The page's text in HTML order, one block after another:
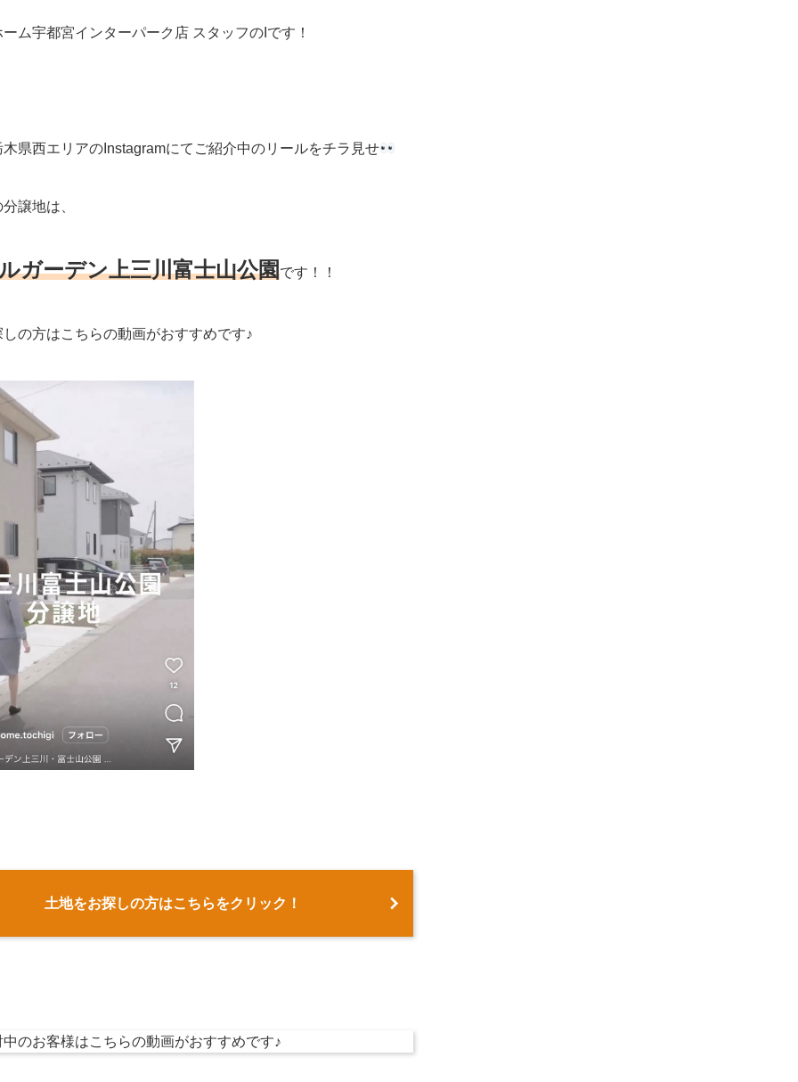
ム宇都宮インターパーク店 スタッフのIです！
県西エリアのInstagramにてご紹介中のリールをチラ見せ
譲地は、
ガーデン上三川富士山公園です！！
の方はこちらの動画がおすすめです♪
土地をお探しの方はこちらをクリック！
のお客様はこちらの動画がおすすめです♪